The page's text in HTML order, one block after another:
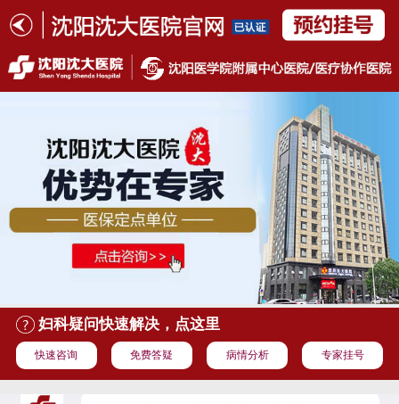
妇科疑问快速解决，点这里
快速咨询 免费答疑 病情分析 专家挂号